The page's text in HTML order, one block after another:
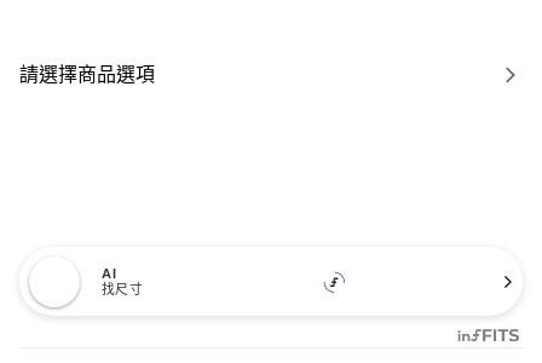
請選擇商品選項
AI
找尺寸